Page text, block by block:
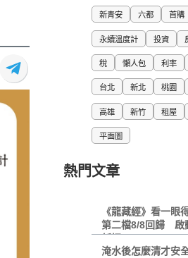
新青安 六都 首購
永續溫度計 投資
稅 懶人包 利率
台北 新北 桃園
高雄 新竹 租屋
平面圖
熱門文章
《龍藏經》看一眼
第二檔8/8回歸 啟
新招
淹水後怎麼清才安